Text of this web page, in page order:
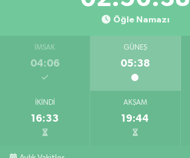
Öğle Namazı
İMSAK
04:06
GÜNEŞ
05:38
İKINDI
16:33
AKŞAM
19:44